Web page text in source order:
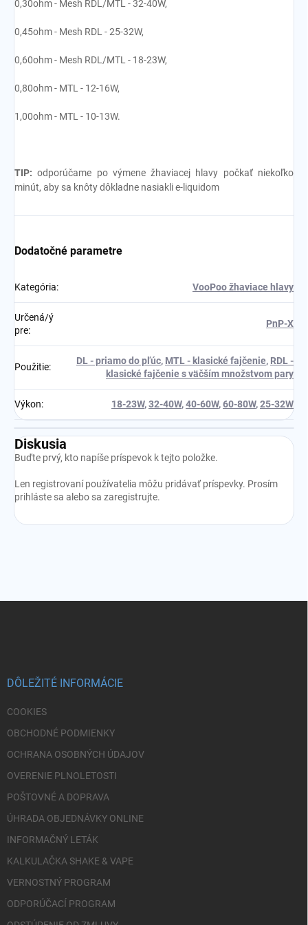
0,30ohm - Mesh RDL/MTL - 32-40W,
0,45ohm - Mesh RDL - 25-32W,
0,60ohm - Mesh RDL/MTL - 18-23W,
0,80ohm - MTL - 12-16W,
1,00ohm - MTL - 10-13W.
TIP:odporúčame po výmene žhaviacej hlavy počkať niekoľko
minút, aby sa knôty dôkladne nasiakli e-liquidom
Dodatočné parametre
Kategória: VooPoo žhaviace hlavy
Určená/ý
pre:
PnP-X
Použitie:
DL - priamo do pľúc, MTL - klasické fajčenie, RDL -
klasické fajčenie s väčším množstvom pary
Výkon: 18-23W,32-40W,40-60W,60-80W,25-32W
Diskusia
Buďte prvý, kto napíše príspevok k tejto položke.
Len registrovaní používatelia môžu pridávať príspevky. Prosím
prihláste sa alebo sa zaregistrujte.
DÔLEŽITÉ INFORMÁCIE
COOKIES
OBCHODNÉ PODMIENKY
OCHRANA OSOBNÝCH ÚDAJOV
OVERENIE PLNOLETOSTI
POŠTOVNÉ A DOPRAVA
ÚHRADA OBJEDNÁVKY ONLINE
INFORMAČNÝ LETÁK
KALKULAČKA SHAKE & VAPE
VERNOSTNÝ PROGRAM
ODPORÚČACÍ PROGRAM